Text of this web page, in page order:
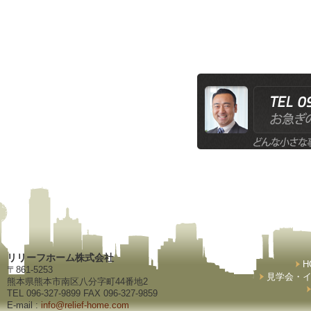
リリーフホーム株式会社
〒861-5253
熊本県熊本市南区八分字町44番地2
TEL 096-327-9899 FAX 096-327-9859
E-mail :info@relief-home.com
見学会・